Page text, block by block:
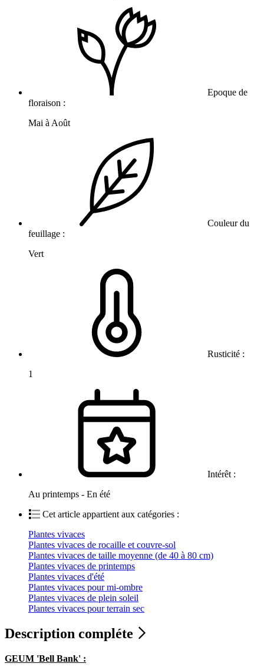
Epoque de
floraison :
Mai à Août
Couleur du
feuillage :
Vert
Rusticité :
1
Intérêt :
Au printemps - En été
Cet article appartient aux catégories :
Plantes vivaces
Plantes vivaces de rocaille et couvre-sol
Plantes vivaces de taille moyenne (de 40 à 80 cm)
Plantes vivaces de printemps
Plantes vivaces d'été
Plantes vivaces pour mi-ombre
Plantes vivaces de plein soleil
Plantes vivaces pour terrain sec
Description compléte
GEUM 'Bell Bank' :